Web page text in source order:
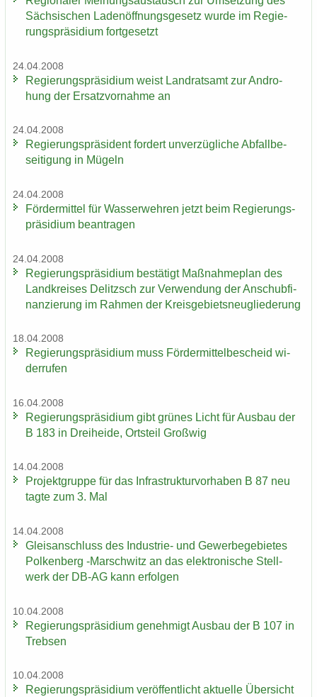
Säch­si­schen La­den­öff­nungs­ge­setz wurde im Re­gie­
rungs­prä­si­di­um fort­ge­setzt
24.04.2008
Re­gie­rungs­prä­si­di­um weist Land­rats­amt zur An­dro­
hung der Er­satz­vor­nah­me an
24.04.2008
Re­gie­rungs­prä­si­dent for­dert un­ver­züg­li­che Ab­fall­be­
sei­ti­gung in Mü­geln
24.04.2008
För­der­mit­tel für Was­ser­weh­ren jetzt beim Re­gie­rungs­
prä­si­di­um be­an­tra­gen
24.04.2008
Re­gie­rungs­prä­si­di­um be­stä­tigt Maß­nah­me­plan des
Land­krei­ses De­litzsch zur Ver­wen­dung der An­schub­fi­
nan­zie­rung im Rah­men der Kreis­ge­biets­neu­glie­de­rung
18.04.2008
Re­gie­rungs­prä­si­di­um muss För­der­mit­tel­be­scheid wi­
der­ru­fen
16.04.2008
Re­gie­rungs­prä­si­di­um gibt grü­nes Licht für Aus­bau der
B 183 in Drei­hei­de, Orts­teil Groß­wig
14.04.2008
Pro­jekt­grup­pe für das In­fra­struk­tur­vor­ha­ben B 87 neu
tagte zum 3. Mal
14.04.2008
Gleis­an­schluss des Industrie-​ und Ge­wer­be­ge­bie­tes
Pol­ken­berg -​Marschwitz an das elek­tro­ni­sche Stell­
werk der DB-AG kann er­fol­gen
10.04.2008
Re­gie­rungs­prä­si­di­um ge­neh­migt Aus­bau der B 107 in
Treb­sen
10.04.2008
Re­gie­rungs­prä­si­di­um ver­öf­fent­licht ak­tu­el­le Über­sicht